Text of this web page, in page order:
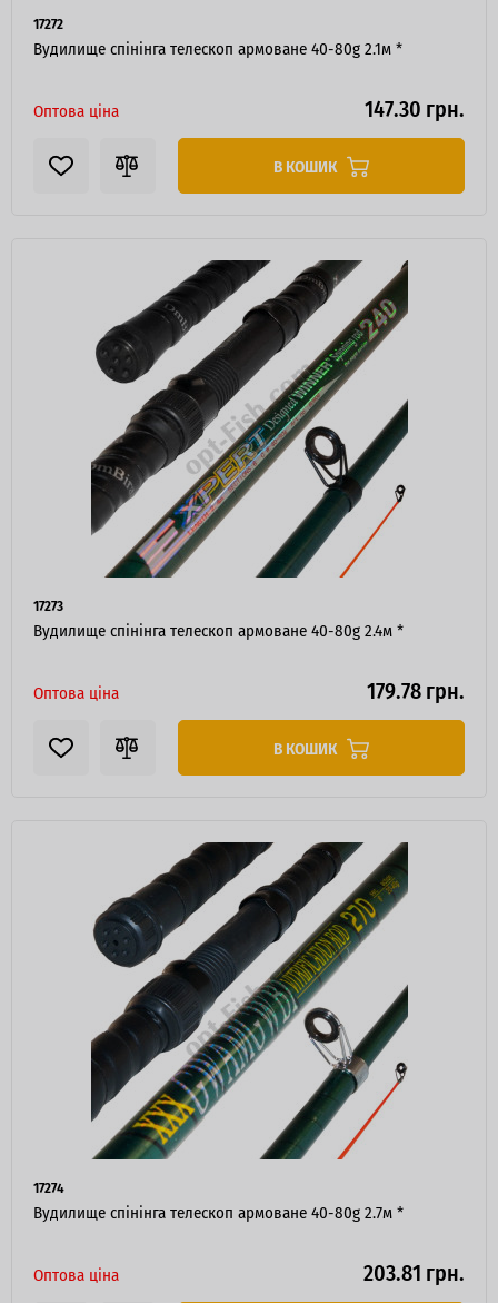
17272
Вудилище спінінга телескоп армоване 40-80g 2.1м *
Оптова ціна 147.30 грн.
В КОШИК
17273
Вудилище спінінга телескоп армоване 40-80g 2.4м *
Оптова ціна 179.78 грн.
В КОШИК
17274
Вудилище спінінга телескоп армоване 40-80g 2.7м *
Оптова ціна 203.81 грн.